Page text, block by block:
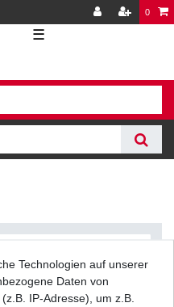
0
☰
Technologien auf unserer
Daten von
IP-Adresse), um z.B.